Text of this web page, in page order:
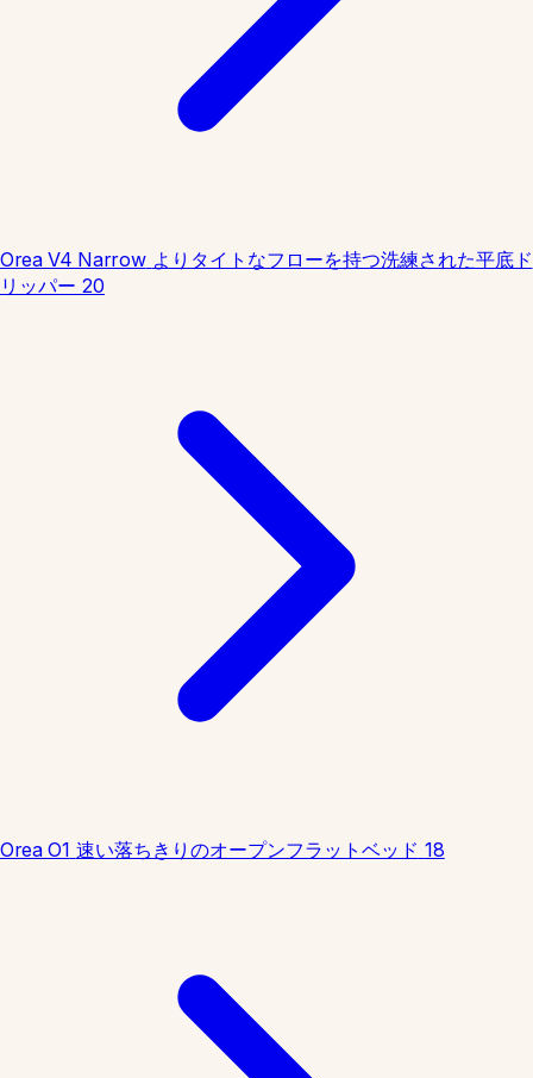
Orea V4 Narrow よりタイトなフローを持つ洗練された平底ド
リッパー 20
Orea O1 速い落ちきりのオープンフラットベッド 18